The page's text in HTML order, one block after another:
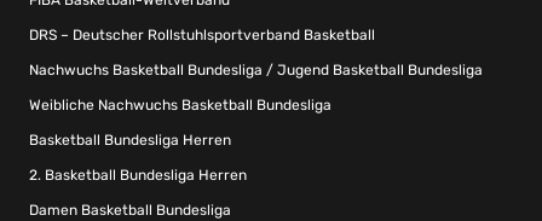
DRS – Deutscher Rollstuhlsportverband Basketball
Nachwuchs Basketball Bundesliga / Jugend Basketball Bundesliga
Weibliche Nachwuchs Basketball Bundesliga
Basketball Bundesliga Herren
2. Basketball Bundesliga Herren
Damen Basketball Bundesliga